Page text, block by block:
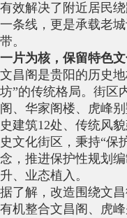
有效解决了附近居民
一条线，更是承载老
带。
一片为核，保留特色
文昌阁是贵阳的历史
坊”的传统格局。街区
阁、华家阁楼、虎峰
史建筑12处、传统风
史文化街区，秉持“保
念，推进保护性规划
升、业态植入。
据了解，改造围绕文
有机整合文昌阁、虎